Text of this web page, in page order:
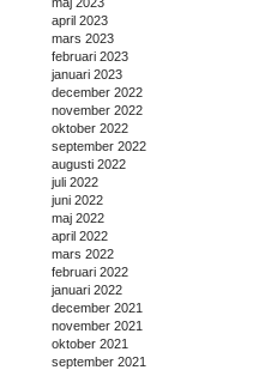
april 2023
mars 2023
februari 2023
januari 2023
december 2022
november 2022
oktober 2022
september 2022
augusti 2022
juli 2022
juni 2022
maj 2022
april 2022
mars 2022
februari 2022
januari 2022
december 2021
november 2021
oktober 2021
september 2021